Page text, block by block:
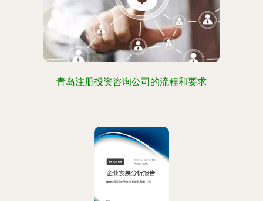
青岛注册投资咨询公司的流程和要求